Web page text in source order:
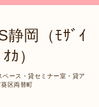
静岡（ﾓｻﾞｲ
ｶ）
ース・貸セミナー室・貸ア
区両替町